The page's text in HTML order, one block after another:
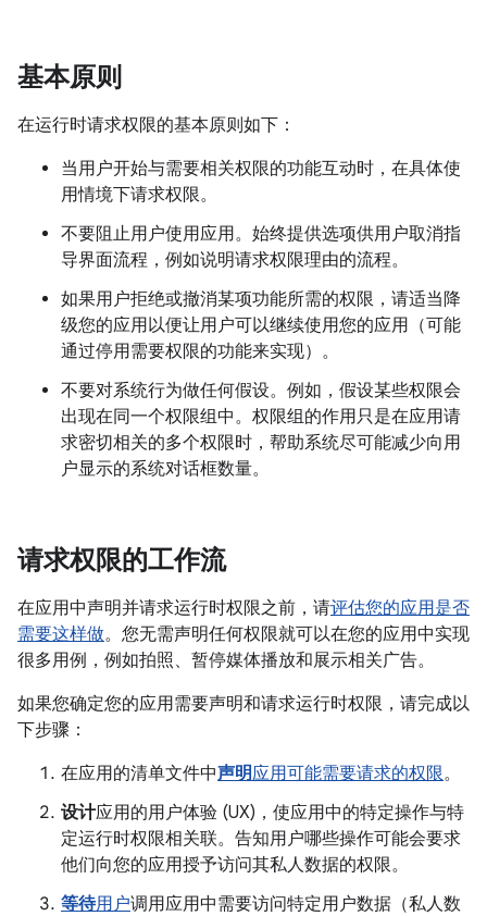
基本原则
在运行时请求权限的基本原则如下：
当用户开始与需要相关权限的功能互动时，在具体使
用情境下请求权限。
不要阻止用户使用应用。始终提供选项供用户取消指
导界面流程，例如说明请求权限理由的流程。
如果用户拒绝或撤消某项功能所需的权限，请适当降
级您的应用以便让用户可以继续使用您的应用（可能
通过停用需要权限的功能来实现）。
不要对系统行为做任何假设。例如，假设某些权限会
出现在同一个权限组中。 权限组的作用只是在应用请
求密切相关的多个权限时，帮助系统尽可能减少向用
户显示的系统对话框数量。
请求权限的工作流
在应用中声明并请求运行时权限之前，请评估您的应用是否
需要这样做。您无需声明任何权限就可以在您的应用中实现
很多用例，例如拍照、暂停媒体播放和展示相关广告。
如果您确定您的应用需要声明和请求运行时权限，请完成以
下步骤：
在应用的清单文件中声明应用可能需要请求的权限。
设计应用的用户体验 (UX)，使应用中的特定操作与特
定运行时权限相关联。告知用户哪些操作可能会要求
他们向您的应用授予访问其私人数据的权限。
等待用户调用应用中需要访问特定用户数据（私人数